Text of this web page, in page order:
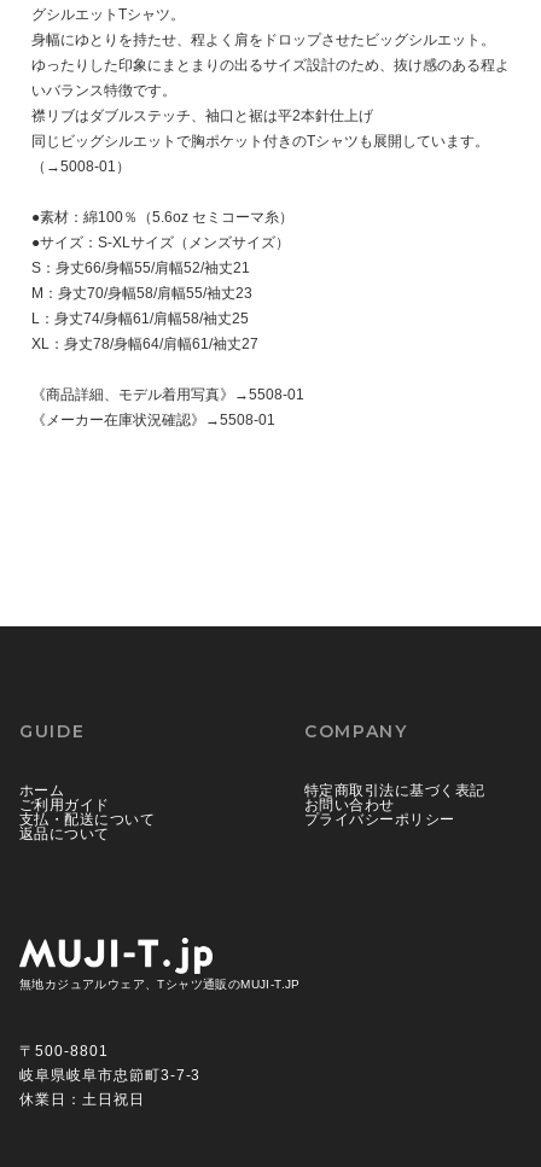
グシルエットTシャツ。
身幅にゆとりを持たせ、程よく肩をドロップさせたビッグシルエット。
ゆったりした印象にまとまりの出るサイズ設計のため、抜け感のある程よ
いバランス特徴です。
襟リブはダブルステッチ、袖口と裾は平2本針仕上げ
同じビッグシルエットで胸ポケット付きのTシャツも展開しています。
（ →5008-01 ）
●素材：綿100％（5.6oz セミコーマ糸）
●サイズ：S-XLサイズ（メンズサイズ）
S：身丈66/身幅55/肩幅52/袖丈21
M：身丈70/身幅58/肩幅55/袖丈23
L：身丈74/身幅61/肩幅58/袖丈25
XL：身丈78/身幅64/肩幅61/袖丈27
《商品詳細、モデル着用写真》→5508-01
《メーカー在庫状況確認》→5508-01
無地カジュアルウェア、Tシャツ通販のMUJI-T.JP
〒500-8801
岐阜県岐阜市忠節町3-7-3
休業日：土日祝日
GUIDE
ホーム
ご利用ガイド
支払・配送について
返品について
COMPANY
特定商取引法に基づく表記
お問い合わせ
プライバシーポリシー